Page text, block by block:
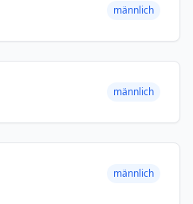
männlich
männlich
männlich